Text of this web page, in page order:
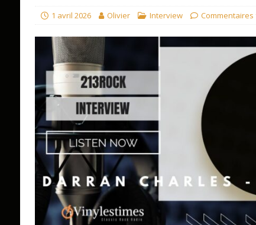
1 avril 2026 Olivier Interview Commentaires